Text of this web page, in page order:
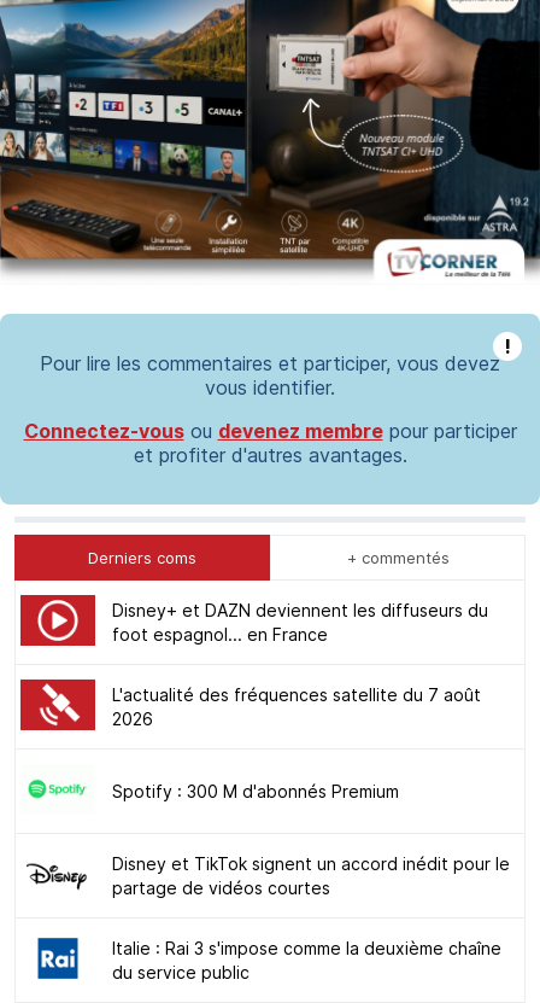
!
Pour lire les commentaires et participer, vous devez
vous identifier.
Connectez-vousou devenez membrepour participer
et profiter d'autres avantages.
Derniers coms + commentés
Disney+ et DAZN deviennent les diffuseurs du
foot espagnol... en France
L'actualité des fréquences satellite du 7 août
2026
Spotify : 300 M d'abonnés Premium
Disney et TikTok signent un accord inédit pour le
partage de vidéos courtes
Italie : Rai 3 s'impose comme la deuxième chaîne
du service public